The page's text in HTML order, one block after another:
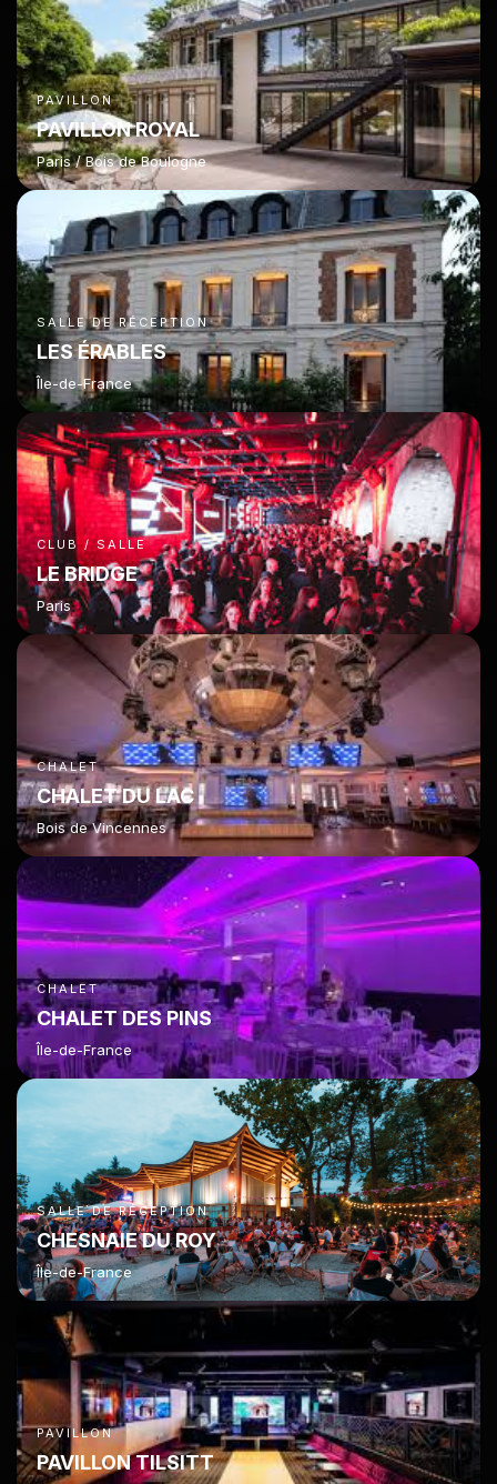
PAVILLON
PAVILLON ROYAL
Paris / Bois de Boulogne
SALLE DE RÉCEPTION
LES ÉRABLES
Île-de-France
CLUB / SALLE
LE BRIDGE
Paris
CHALET
CHALET DU LAC
Bois de Vincennes
CHALET
CHALET DES PINS
Île-de-France
SALLE DE RÉCEPTION
CHESNAIE DU ROY
Île-de-France
PAVILLON
PAVILLON TILSITT